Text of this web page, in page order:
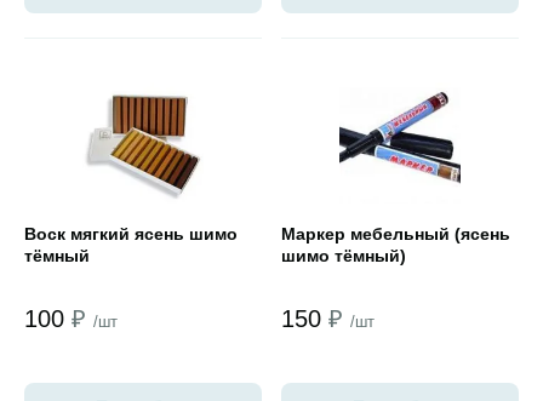
Воск мягкий ясень шимо
тёмный
100 ₽ /шт
Открыть товар
Маркер мебельный (ясень
шимо тёмный)
150 ₽ /шт